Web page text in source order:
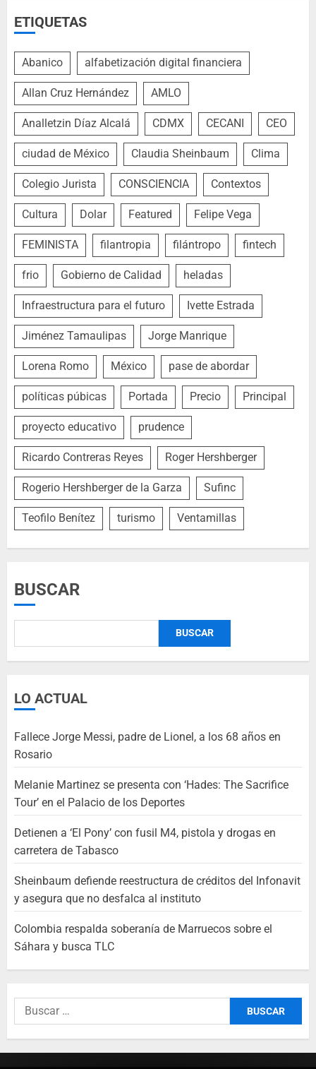
ETIQUETAS
Abanico alfabetización digital financiera
Allan Cruz Hernández AMLO
Analletzin Díaz Alcalá CDMX CECANI CEO
ciudad de México Claudia Sheinbaum Clima
Colegio Jurista CONSCIENCIA Contextos
Cultura Dolar Featured Felipe Vega
FEMINISTA filantropia filántropo fintech
frio Gobierno de Calidad heladas
Infraestructura para el futuro Ivette Estrada
Jiménez Tamaulipas Jorge Manrique
Lorena Romo México pase de abordar
políticas púbicas Portada Precio Principal
proyecto educativo prudence
Ricardo Contreras Reyes Roger Hershberger
Rogerio Hershberger de la Garza Sufinc
Teofilo Benítez turismo Ventamillas
BUSCAR
BUSCAR
LO ACTUAL
Fallece Jorge Messi, padre de Lionel, a los 68 años en
Rosario
Melanie Martinez se presenta con ‘Hades: The Sacrifice
Tour’ en el Palacio de los Deportes
Detienen a ‘El Pony’ con fusil M4, pistola y drogas en
carretera de Tabasco
Sheinbaum defiende reestructura de créditos del Infonavit
y asegura que no desfalca al instituto
Colombia respalda soberanía de Marruecos sobre el
Sáhara y busca TLC